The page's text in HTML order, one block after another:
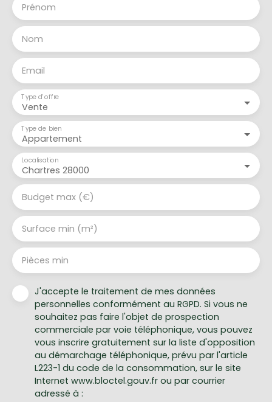
Prénom
Nom
Email
Vente
Type d'offre
Appartement
Type de bien
Chartres 28000
Localisation
Budget max (€)
Surface min (m²)
Pièces min
J'accepte le traitement de mes données
personnelles conformément au RGPD. Si vous ne
souhaitez pas faire l'objet de prospection
commerciale par voie téléphonique, vous pouvez
vous inscrire gratuitement sur la liste d'opposition
au démarchage téléphonique, prévu par l'article
L223-1 du code de la consommation, sur le site
Internet www.bloctel.gouv.fr ou par courrier
adressé à :